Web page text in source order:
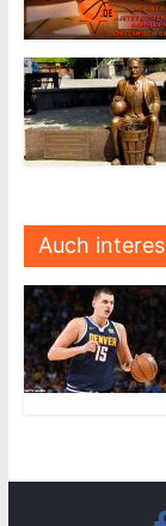
Auch